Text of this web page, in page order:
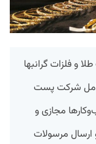
و فلزات گرانبها
شرکت پست
مجازی و
ارسال مرسولات